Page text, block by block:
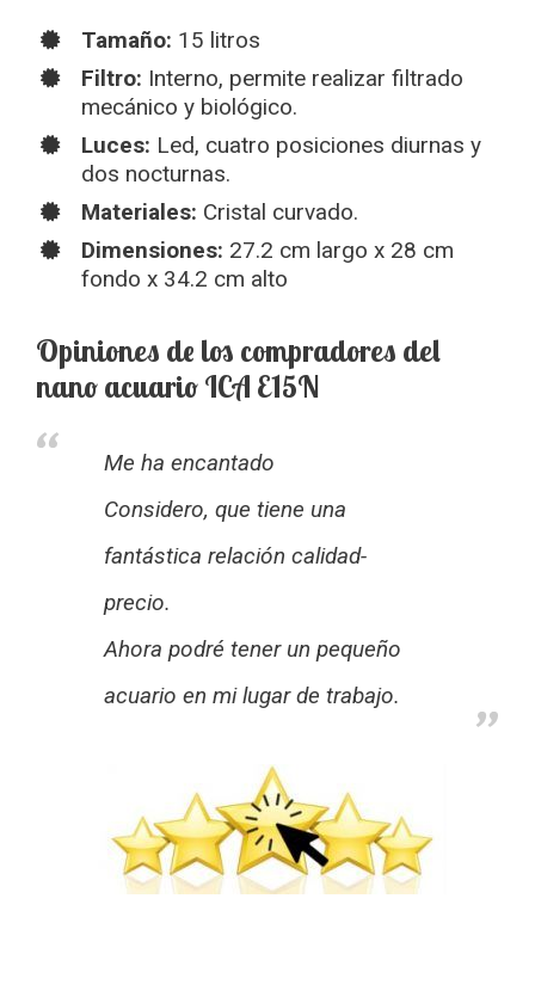
Tamaño: 15 litros
Filtro: Interno, permite realizar filtrado
mecánico y biológico.
Luces: Led, cuatro posiciones diurnas y
dos nocturnas.
Materiales: Cristal curvado.
Dimensiones: 27.2 cm largo x 28 cm
fondo x 34.2 cm alto
Opiniones de los compradores del
nano acuario ICA E15N
Me ha encantado
Considero, que tiene una
fantástica relación calidad-
precio.
Ahora podré tener un pequeño
acuario en mi lugar de trabajo.